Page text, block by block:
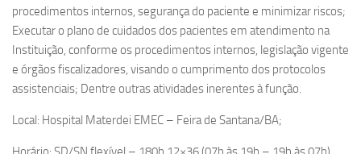
procedimentos internos, segurança do paciente e minimizar riscos;
Executar o plano de cuidados dos pacientes em atendimento na
Instituição, conforme os procedimentos internos, legislação vigente
e órgãos fiscalizadores, visando o cumprimento dos protocolos
assistenciais; Dentre outras atividades inerentes à função.
Local: Hospital Materdei EMEC – Feira de Santana/BA;